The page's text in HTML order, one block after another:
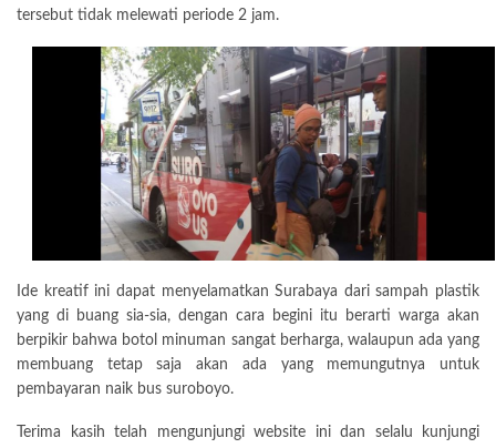
tersebut tidak melewati periode 2 jam.
Ide kreatif ini dapat menyelamatkan Surabaya dari sampah plastik
yang di buang sia-sia, dengan cara begini itu berarti warga akan
berpikir bahwa botol minuman sangat berharga, walaupun ada yang
membuang tetap saja akan ada yang memungutnya untuk
pembayaran naik bus suroboyo.
Terima kasih telah mengunjungi website ini dan selalu kunjungi